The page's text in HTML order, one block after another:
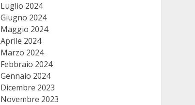
Luglio 2024
Giugno 2024
Maggio 2024
Aprile 2024
Marzo 2024
Febbraio 2024
Gennaio 2024
Dicembre 2023
Novembre 2023